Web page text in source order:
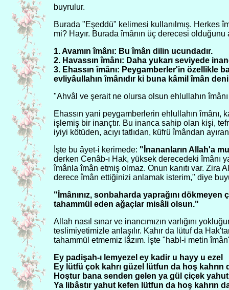
buyrulur.
Burada "Eşeddü" kelimesi kullanılmış. Herkes
mi? Hayır. Burada îmânın üç derecesi
1. Avamın îmânı: Bu îmân dilin ucundadır.
2. Havassın îmânı: Daha yukarı seviyede
3. Ehassın îmânı: Peygamberler'in özellikle
evliyâullahın îmânıdır ki buna kâmil îmân
"Ahvâl ve şerait ne olursa olsun ehlullahın
Ehassın yani peygamberlerin ehlullahın îmânı,
işlemiş bir inançtır. Bu inanca sahip olan kişi,
iyiyi kötüden, acıyı tatlıdan, küfrü îmândan
İşte bu âyet-i kerimede: "İnananların Allah'a
derken Cenâb-ı Hak, yüksek derecedeki îmânı
îmânla îmân etmiş olmaz. Onun kanıtı var. Zira
derece îmân ettiğinizi anlamak isterim," diye
"İmânınız, sonbaharda yaprağını dökmeyen
tahammül eden ağaçlar misâli olsun."
Allah nasıl sınar ve inancımızın varlığını
teslimiyetimizle anlaşılır. Kahır da lütuf da
tahammül etmemiz lâzım. İşte "habl-i metin
Ey padişah-ı lemyezel ey kadir u hayy u ezel
Ey lütfü çok kahrı güzel lütfun da hoş kahrın
Hoştur bana senden gelen ya gül çiçek
Ya libâstır yahut kefen Iütfun da hoş kahrın